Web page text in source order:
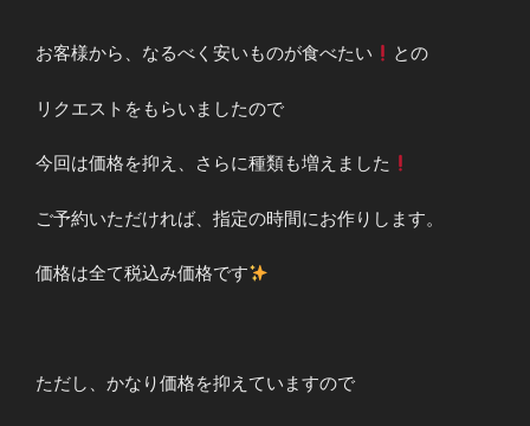
お客様から、なるべく安いものが食べたい との
リクエストをもらいましたので
今回は価格を抑え、さらに種類も増えました
ご予約いただければ、指定の時間にお作りします。
価格は全て税込み価格です
ただし、かなり価格を抑えていますので